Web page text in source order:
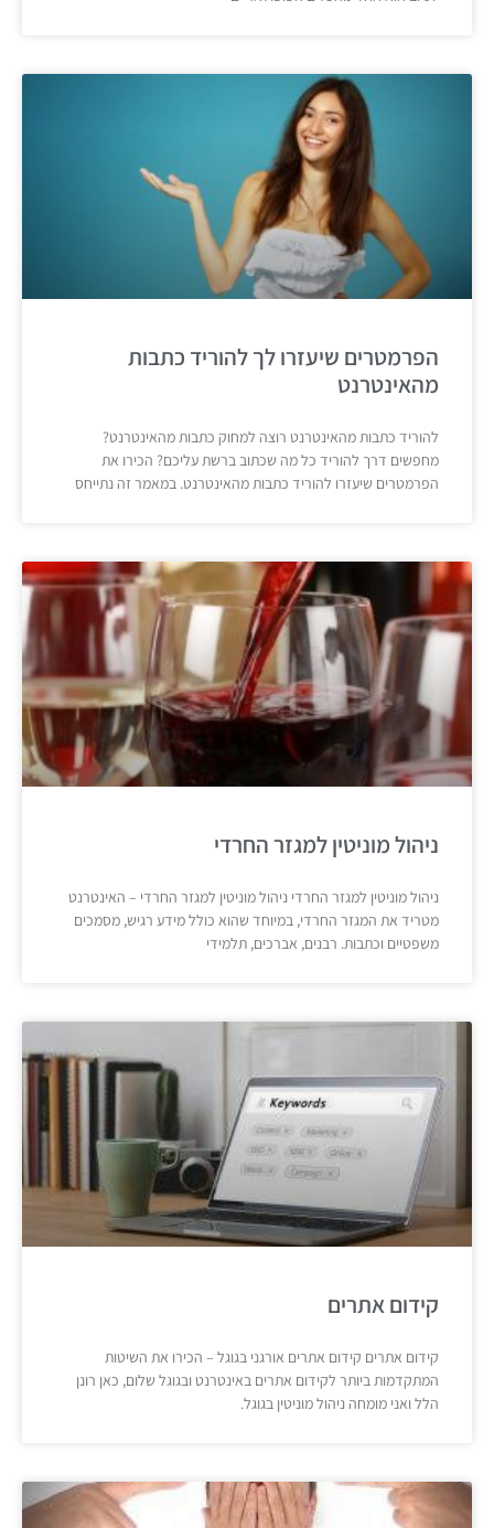
הפרמטרים שיעזרו לך להוריד כתבות
מהאינטרנט
להוריד כתבות מהאינטרנט רוצה למחוק כתבות מהאינטרנט?
מחפשים דרך להוריד כל מה שכתוב ברשת עליכם? הכירו את
הפרמטרים שיעזרו להוריד כתבות מהאינטרנט. במאמר זה נתייחס
ניהול מוניטין למגזר החרדי
ניהול מוניטין למגזר החרדי ניהול מוניטין למגזר החרדי – האינטרנט
מטריד את המגזר החרדי, במיוחד שהוא כולל מידע רגיש, מסמכים
משפטיים וכתבות. רבנים, אברכים, תלמידי
קידום אתרים
קידום אתרים קידום אתרים אורגני בגוגל – הכירו את השיטות
המתקדמות ביותר לקידום אתרים באינטרנט ובגוגל שלום, כאן רונן
הלל ואני מומחה ניהול מוניטין בגוגל.